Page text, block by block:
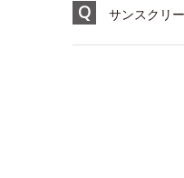
サンスクリ